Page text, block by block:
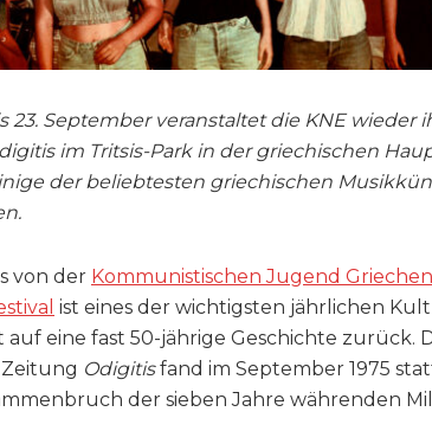
23. September veranstaltet die KNE
im Tritsis-Park in der griechischen
der beliebtesten griechischen
von der Kommunistischen Jugend
ist eines der wichtigsten jährlichen
eine fast 50-jährige Geschichte zurück.
Odigitisfand im September 1975
der sieben Jahre währenden